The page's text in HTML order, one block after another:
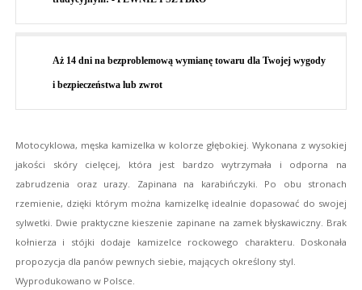
Aż 14 dni na bezproblemową wymianę towaru dla Twojej wygody
i bezpieczeństwa lub zwrot
Motocyklowa, męska kamizelka w kolorze głębokiej. Wykonana z wysokiej
jakości skóry cielęcej, która jest bardzo wytrzymała i odporna na
zabrudzenia oraz urazy. Zapinana na karabińczyki. Po obu stronach
rzemienie, dzięki którym można kamizelkę idealnie dopasować do swojej
sylwetki. Dwie praktyczne kieszenie zapinane na zamek błyskawiczny. Brak
kołnierza i stójki dodaje kamizelce rockowego charakteru. Doskonała
propozycja dla panów pewnych siebie, mających określony styl.
Wyprodukowano w Polsce.